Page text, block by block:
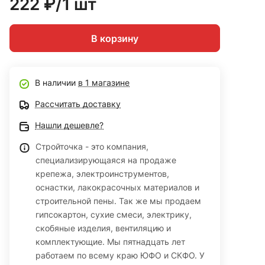
222 ₽/1 шт
В корзину
В наличии в 1 магазине
Рассчитать доставку
Нашли дешевле?
Стройточка - это компания,
специализирующаяся на продаже
крепежа, электроинструментов,
оснастки, лакокрасочных материалов и
строительной пены. Так же мы продаем
гипсокартон, сухие смеси, электрику,
скобяные изделия, вентиляцию и
комплектующие. Мы пятнадцать лет
работаем по всему краю ЮФО и СКФО. У